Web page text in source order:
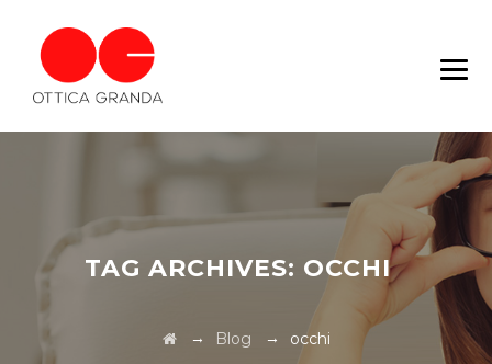
TAG ARCHIVES: OCCHI
→ Blog → occhi